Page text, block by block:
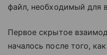
файл, необходимый для
Первое скрытое
началось после того,